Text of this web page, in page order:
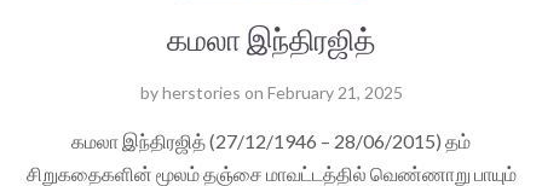
கமலா இந்திரஜித்
byherstories on February 21, 2025
கமலா இந்திரஜித் (27/12/1946 – 28/06/2015) தம்
சிறுகதைகளின் மூலம் தஞ்சை மாவட்டத்தில் வெண்ணாறு பாயும்